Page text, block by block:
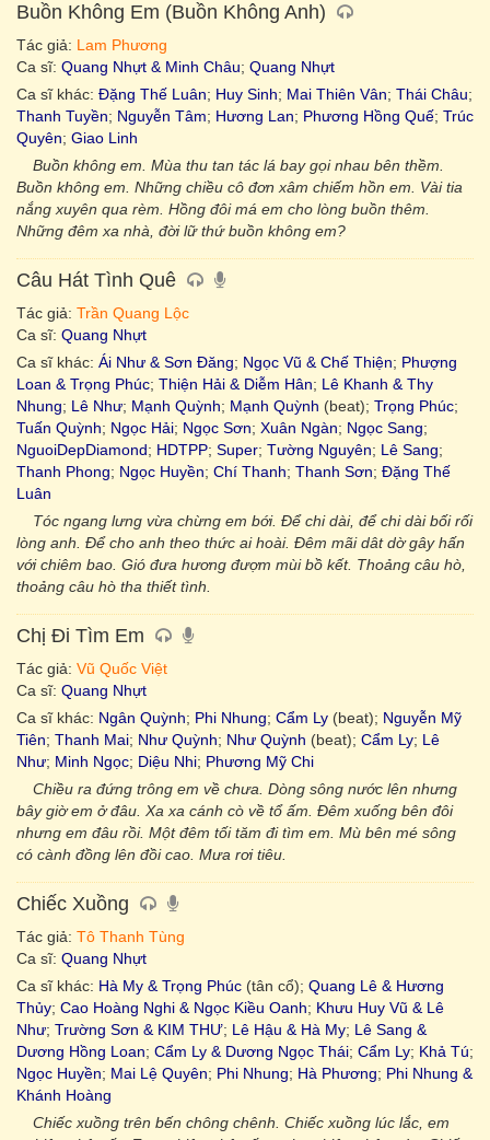
Buồn Không Em (Buồn Không Anh)
Tác giả: Lam Phương
Ca sĩ: Quang Nhựt & Minh Châu; Quang Nhựt
Ca sĩ khác: Đặng Thế Luân; Huy Sinh; Mai Thiên Vân; Thái Châu;
Thanh Tuyền; Nguyễn Tâm; Hương Lan; Phương Hồng Quế; Trúc
Quyên; Giao Linh
Buồn không em. Mùa thu tan tác lá bay gọi nhau bên thềm.
Buồn không em. Những chiều cô đơn xâm chiếm hồn em. Vài tia
nắng xuyên qua rèm. Hồng đôi má em cho lòng buồn thêm.
Những đêm xa nhà, đời lữ thứ buồn không em?
Câu Hát Tình Quê
Tác giả: Trần Quang Lộc
Ca sĩ: Quang Nhựt
Ca sĩ khác: Ái Như & Sơn Đăng; Ngọc Vũ & Chế Thiện; Phượng
Loan & Trọng Phúc; Thiện Hải & Diễm Hân; Lê Khanh & Thy
Nhung; Lê Như; Mạnh Quỳnh; Mạnh Quỳnh (beat); Trọng Phúc;
Tuấn Quỳnh; Ngọc Hải; Ngọc Sơn; Xuân Ngàn; Ngọc Sang;
NguoiDepDiamond; HDTPP; Super; Tường Nguyên; Lê Sang;
Thanh Phong; Ngọc Huyền; Chí Thanh; Thanh Sơn; Đặng Thế
Luân
Tóc ngang lưng vừa chừng em bới. Để chi dài, để chi dài bối rối
lòng anh. Để cho anh theo thức ai hoài. Đêm mãi dât dờ gây hấn
với chiêm bao. Gió đưa hương đượm mùi bồ kết. Thoảng câu hò,
thoảng câu hò tha thiết tình.
Chị Đi Tìm Em
Tác giả: Vũ Quốc Việt
Ca sĩ: Quang Nhựt
Ca sĩ khác: Ngân Quỳnh; Phi Nhung; Cẩm Ly (beat); Nguyễn Mỹ
Tiên; Thanh Mai; Như Quỳnh; Như Quỳnh (beat); Cẩm Ly; Lê
Như; Minh Ngọc; Diệu Nhi; Phương Mỹ Chi
Chiều ra đứng trông em về chưa. Dòng sông nước lên nhưng
bây giờ em ở đâu. Xa xa cánh cò về tổ ấm. Đêm xuống bên đôi
nhưng em đâu rồi. Một đêm tối tăm đi tìm em. Mù bên mé sông
có cành đồng lên đồi cao. Mưa rơi tiêu.
Chiếc Xuồng
Tác giả: Tô Thanh Tùng
Ca sĩ: Quang Nhựt
Ca sĩ khác: Hà My & Trọng Phúc (tân cổ); Quang Lê & Hương
Thủy; Cao Hoàng Nghi & Ngọc Kiều Oanh; Khưu Huy Vũ & Lê
Như; Trường Sơn & KIM THƯ; Lê Hậu & Hà My; Lê Sang &
Dương Hồng Loan; Cẩm Ly & Dương Ngọc Thái; Cẩm Ly; Khả Tú;
Ngọc Huyền; Mai Lệ Quyên; Phi Nhung; Hà Phương; Phi Nhung &
Khánh Hoàng
Chiếc xuồng trên bến chông chênh. Chiếc xuồng lúc lắc, em